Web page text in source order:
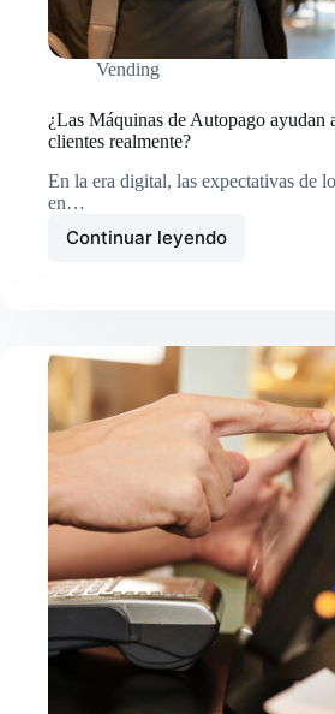
Vending
¿Las Máquinas de Autopago ayudan
clientes realmente?
En la era digital, las expectativas de
en…
Continuar leyendo